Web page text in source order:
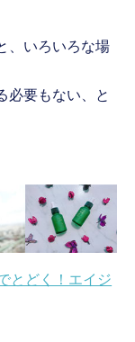
、いろいろな場
必要もない、と
とどく！エイジ